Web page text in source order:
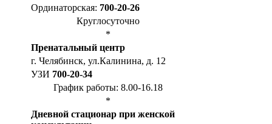
Ординаторская: 700-20-26
Круглосуточно
*
Пренатальный центр
г. Челябинск, ул.Калинина, д. 12
УЗИ 700-20-34
График работы: 8.00-16.18
*
Дневной стационар при женской